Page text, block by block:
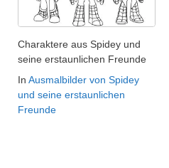
Charaktere aus Spidey und
seine erstaunlichen Freunde
In Ausmalbilder von Spidey
und seine erstaunlichen
Freunde